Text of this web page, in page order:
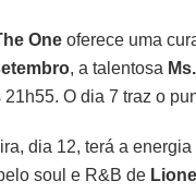
One oferece uma
, a talentosa
21h55. O dia 7 traz o
dia 12, terá a
soul e R&B de